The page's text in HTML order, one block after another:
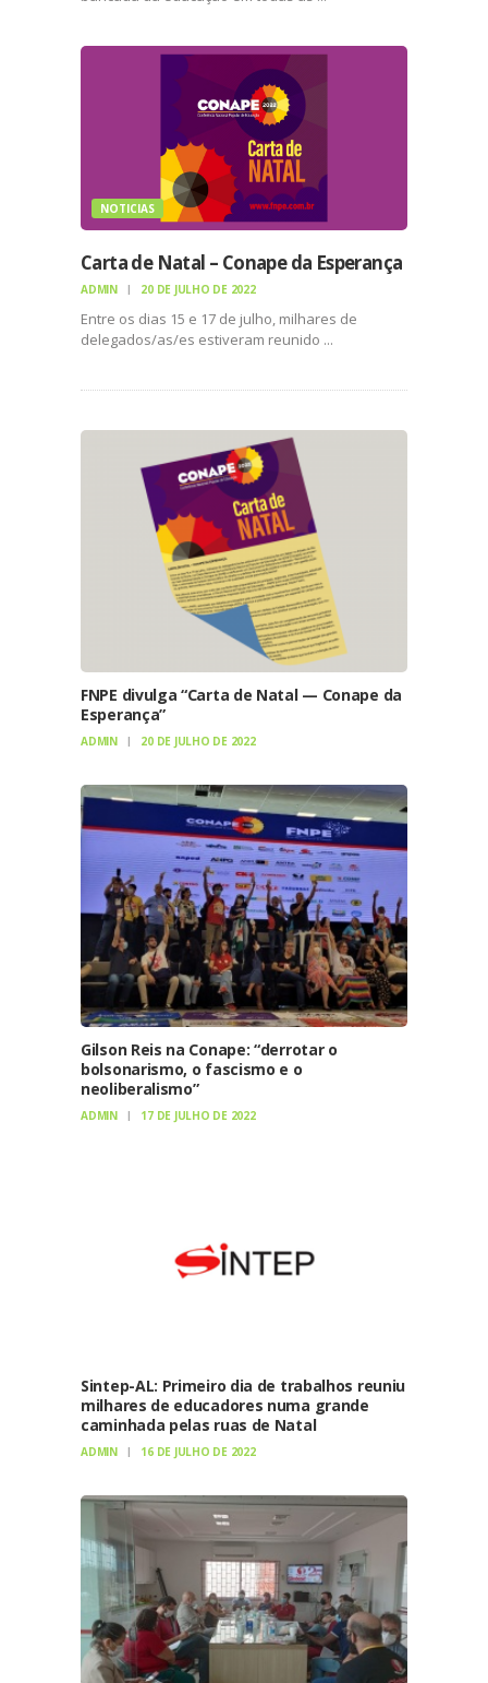
NOTICIAS
Carta de Natal – Conape da Esperança
ADMIN 20 DE JULHO DE 2022
Entre os dias 15 e 17 de julho, milhares de
delegados/as/es estiveram reunido ...
FNPE divulga “Carta de Natal — Conape da
Esperança”
ADMIN 20 DE JULHO DE 2022
Gilson Reis na Conape: “derrotar o
bolsonarismo, o fascismo e o
neoliberalismo”
ADMIN 17 DE JULHO DE 2022
Sintep-AL: Primeiro dia de trabalhos reuniu
milhares de educadores numa grande
caminhada pelas ruas de Natal
ADMIN 16 DE JULHO DE 2022